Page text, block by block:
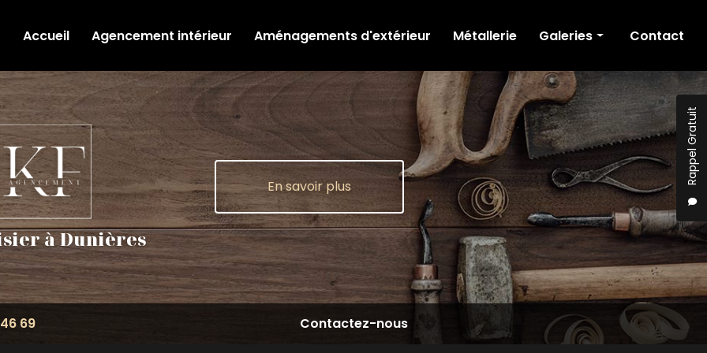
Rappel Gratuit
Accueil
Agencement intérieur Aménagements d'extérieur Métallerie Galeries
Agencement intérieur
Aménagements d'extérieur
Métallerie
Sous-traitance
Contact
à Dunières
En savoir plus
69 Contactez-nous